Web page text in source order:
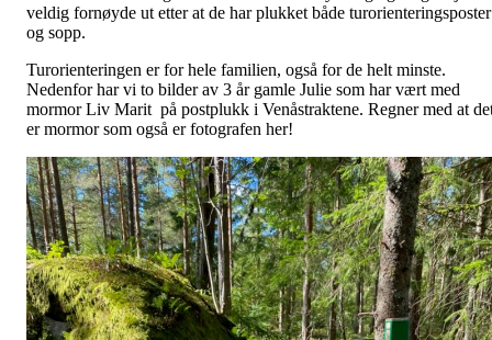
veldig fornøyde ut etter at de har plukket både turorienteringsposter
og sopp.
Turorienteringen er for hele familien, også for de helt minste.
Nedenfor har vi to bilder av 3 år gamle Julie som har vært med
mormor Liv Marit på postplukk i Venåstraktene. Regner med at
er mormor som også er fotografen her!